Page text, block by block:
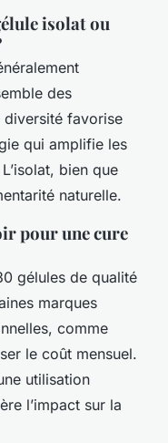
isolat ou
des
diversité favorise
qui amplifie les
bien que
naturelle.
pour une cure
gélules de qualité
marques
comme
le coût mensuel.
utilisation
l’impact sur la